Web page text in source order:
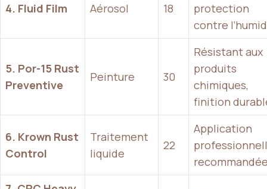
4. Fluid Film Aérosol 18
protection
contre
5. Por-15 Rust
Preventive
Peinture 30
Résistant aux
produits
chimiques,
finition
6. Krown Rust
Control
Traitement
liquide
22
Application